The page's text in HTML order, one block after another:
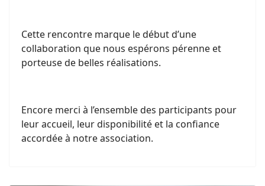
Cette rencontre marque le début d’une
collaboration que nous espérons pérenne et
porteuse de belles réalisations.
Encore merci à l’ensemble des participants pour
leur accueil, leur disponibilité et la confiance
accordée à notre association.